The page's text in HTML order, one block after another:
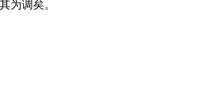
为调矣。